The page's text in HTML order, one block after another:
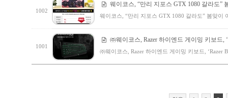
1002
웨이코스, “만리 지포스 GTX 1080 갈라도”
웨이코스, “만리 지포스 GTX 1080 갈라도” 봄맞
1001
㈜웨이코스, Razer 하이엔드 게이밍 키보드,
㈜웨이코스, Razer 하이엔드 게이밍 키보드,